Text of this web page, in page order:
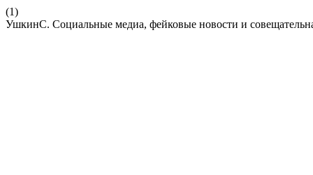
(1)
УшкинС. Социальные медиа, фейковые новости и